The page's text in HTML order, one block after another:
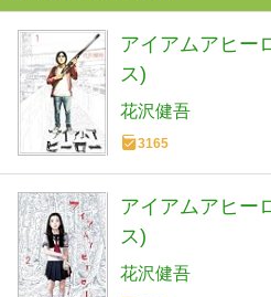
アイアムアヒー
ス)
花沢健吾
3165
アイアムアヒー
ス)
花沢健吾